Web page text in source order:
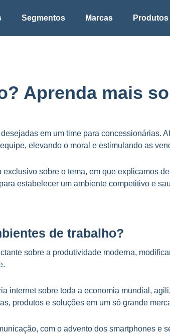
Segmentos Marcas Produtos
Aprenda mais
em um time para concessionárias.
elevando o moral e estimulando as
sobre o tema, em que explicamos
estabelecer um ambiente competitivo e
de trabalho?
sobre a produtividade moderna,
internet sobre toda a economia mundial,
produtos e soluções em um só grande
com o advento dos smartphones e